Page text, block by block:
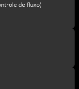
de fluxo)